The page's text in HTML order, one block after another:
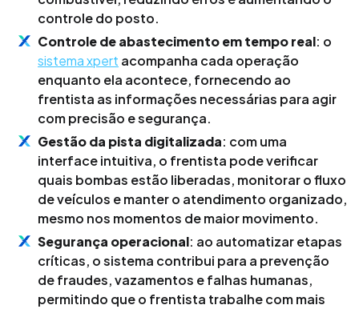
controle do posto.
Controle de abastecimento em tempo real: o
sistema xpert acompanha cada operação
enquanto ela acontece, fornecendo ao
frentista as informações necessárias para agir
com precisão e segurança.
Gestão da pista digitalizada: com uma
interface intuitiva, o frentista pode verificar
quais bombas estão liberadas, monitorar o fluxo
de veículos e manter o atendimento organizado,
mesmo nos momentos de maior movimento.
Segurança operacional: ao automatizar etapas
críticas, o sistema contribui para a prevenção
de fraudes, vazamentos e falhas humanas,
permitindo que o frentista trabalhe com mais